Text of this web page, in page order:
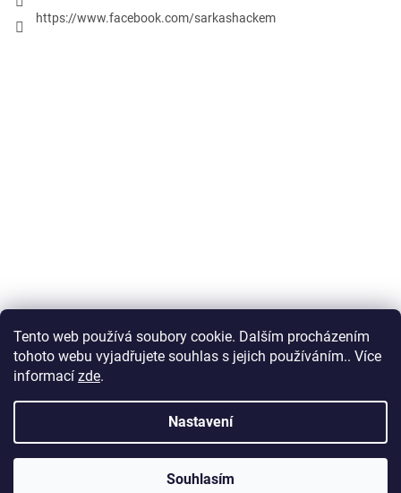
Tento web používá soubory cookie. Dalším procházením
tohoto webu vyjadřujete souhlas s jejich používáním.. Více
informací zde.
Nastavení
Souhlasím
https://www.facebook.com/sarkashackem
Obchodní podmínky
Vytvořil Shoptet
Šárka s háčkem. Všechna práva vyhrazena.